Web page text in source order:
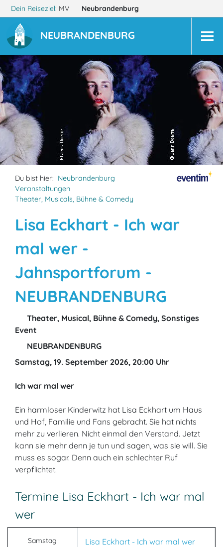
Dein Reiseziel: MV Neubrandenburg
NEUBRANDENBURG
Du bist hier: Neubrandenburg
Veranstaltungen
Theater, Musicals, Bühne & Comedy
Lisa Eckhart - Ich war
mal wer -
Jahnsportforum -
NEUBRANDENBURG
Theater, Musical, Bühne & Comedy, Sonstiges
Event
NEUBRANDENBURG
Samstag, 19. September 2026, 20:00 Uhr
Ich war mal wer
Ein harmloser Kinderwitz hat Lisa Eckhart um Haus
und Hof, Familie und Fans gebracht. Sie hat nichts
mehr zu verlieren. Nicht einmal den Verstand. Jetzt
kann sie mehr denn je tun und sagen, was sie will. Sie
muss es sogar. Denn auch ein schlechter Ruf
verpflichtet.
Termine Lisa Eckhart - Ich war mal
wer
Samstag
Lisa Eckhart - Ich war mal wer